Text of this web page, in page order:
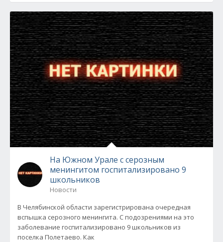
На Южном Урале с серозным
менингитом госпитализировано 9
школьников
Новости
В Челябинской области зарегистрирована очередная
вспышка серозного менингита. С подозрениями на это
заболевание госпитализировано 9 школьников из
поселка Полетаево. Как